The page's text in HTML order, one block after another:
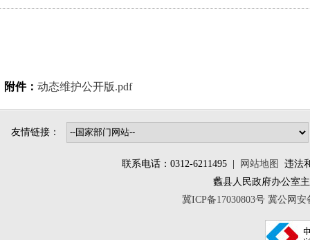
附件： 动态维护公开版.pdf
友情链接：
联系电话：0312-6211495 | 网站地图
违法
蠡县人民政府办公
冀ICP备17030803号 冀公网安